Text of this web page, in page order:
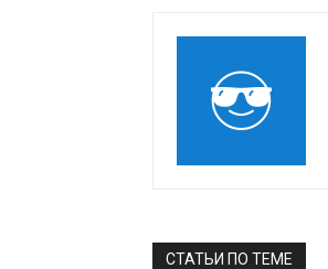
СТАТЬИ ПО ТЕМЕ